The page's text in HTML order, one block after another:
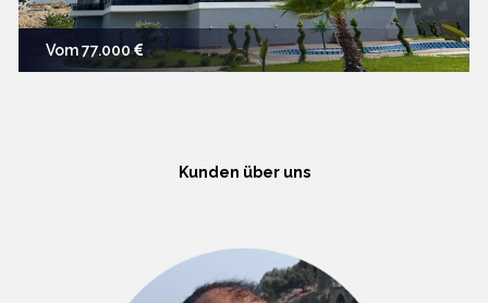
Vom 77.000
Kunden über uns